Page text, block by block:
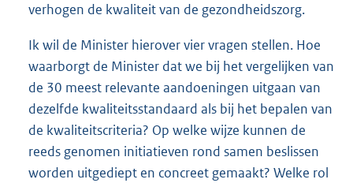
verhogen de kwaliteit van de gezondheidszorg.
Ik wil de Minister hierover vier vragen stellen. Hoe
waarborgt de Minister dat we bij het vergelijken van
de 30 meest relevante aandoeningen uitgaan van
dezelfde kwaliteitsstandaard als bij het bepalen van
de kwaliteitscriteria? Op welke wijze kunnen de
reeds genomen initiatieven rond samen beslissen
worden uitgediept en concreet gemaakt? Welke rol